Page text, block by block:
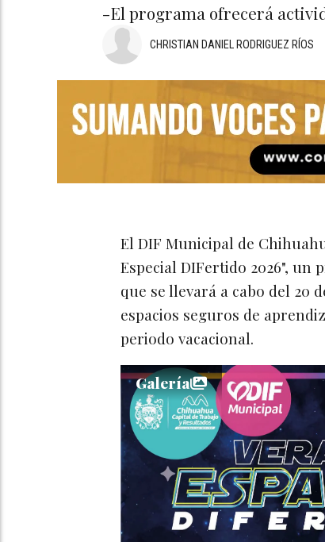
-El programa ofrecerá
CHRISTIAN DANIEL RODRIGUEZ RÍOS
El DIF Municipal de
Especial DIFertido 2026", un
que se llevará a cabo del 20
espacios seguros de
periodo vacacional.
Galería